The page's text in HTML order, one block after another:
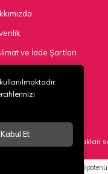
ve İade Şartları
SAN. LTD. ŞTİ . Tüm hakları
Et